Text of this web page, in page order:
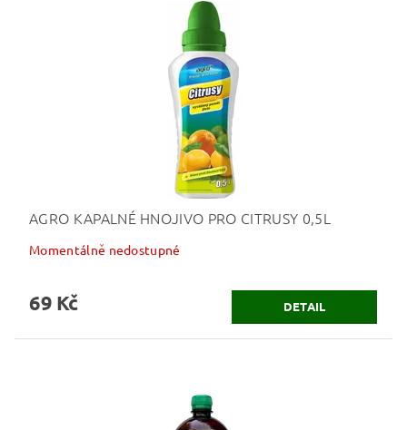
AGRO KAPALNÉ HNOJIVO PRO CITRUSY 0,5L
Momentálně nedostupné
69 Kč DETAIL